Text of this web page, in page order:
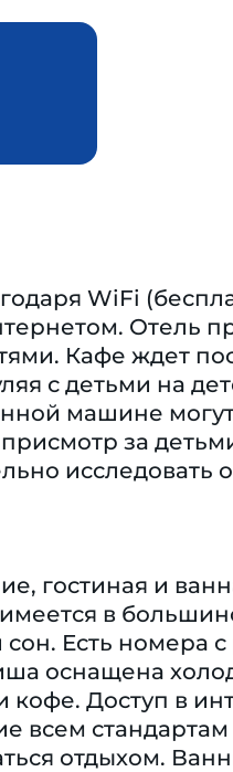
WiFi
Отель
Кафе ждет
с детьми на
машине могут
за
исследовать
гостиная и
в
Есть номера
оснащена
Доступ в
всем
отдыхом.